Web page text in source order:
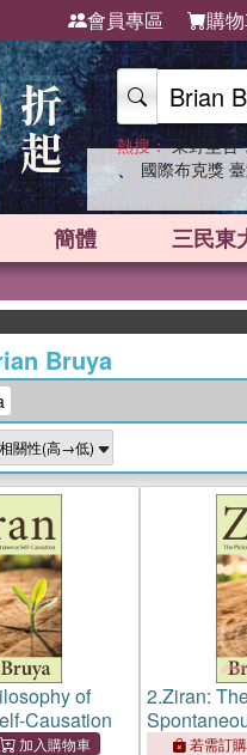
會員專區 購
熱搜： 東野圭吾
、 國際布克獎
簡體 三民東
Bruya
of
Causation
2.Ziran:
若需訂